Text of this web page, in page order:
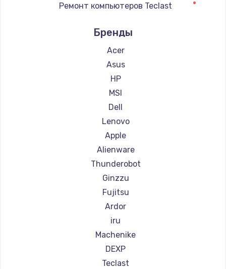
Заказать
Замена клавиатуры
660 руб.
Заказать
Замена корпуса
1045 руб.
Заказать
Ремонт видеокарты
Заказать
Ремонт компьютеров Teclast
Ремонт компьютеров Beelink
Ремонт компьютеров CHUWI
Бренды
Acer
Asus
HP
MSI
Dell
Lenovo
Apple
Alienware
Thunderobot
Ginzzu
Fujitsu
Ardor
iru
Machenike
DEXP
Teclast